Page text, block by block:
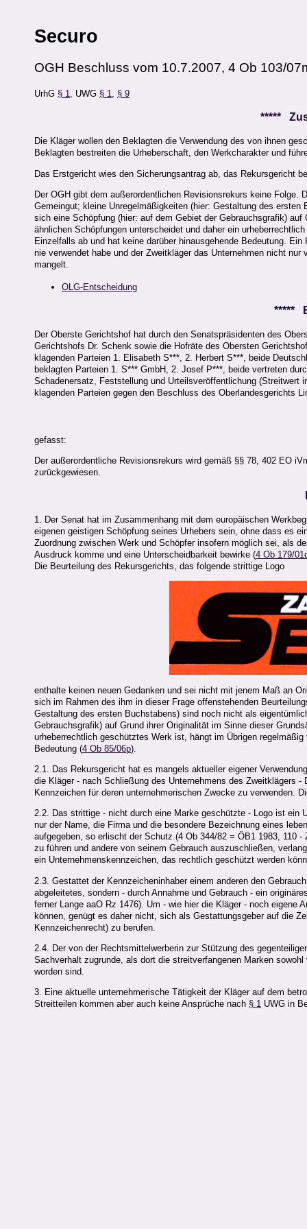
Securo
OGH Beschluss vom 10.7.2007, 4 Ob 103/
UrhG § 1, UWG § 1, § 9
*****
Die Kläger wollen den Beklagten die Verwendung des von ihnen
Beklagten bestreiten die Urheberschaft, den Werkcharakter und
Das Erstgericht wies den Sicherungsantrag ab, das Rekursgericht
Der OGH gibt dem außerordentlichen Revisionsrekurs keine
Gemeingut; kleine Unregelmäßigkeiten (hier: Gestaltung des
sich eine Schöpfung (hier: auf dem Gebiet der Gebrauchsgrafik)
ähnlichen Schöpfungen unterscheidet und daher ein
Einzelfalls ab und hat keine darüber hinausgehende Bedeutung.
nie verwendet habe und der Zweitkläger das Unternehmen nicht
mangelt.
OLG-Entscheidung
*****
Der Oberste Gerichtshof hat durch den Senatspräsidenten des
Gerichtshofs Dr. Schenk sowie die Hofräte des Obersten
klagenden Parteien 1. Elisabeth S***, 2. Herbert S***, beide
beklagten Parteien 1. S*** GmbH, 2. Josef P***, beide vertreten
Schadenersatz, Feststellung und Urteilsveröffentlichung (Streitwert
klagenden Parteien gegen den Beschluss des Oberlandesgerichts
gefasst:
Der außerordentliche Revisionsrekurs wird gemäß §§ 78, 402 EO
zurückgewiesen.
1. Der Senat hat im Zusammenhang mit dem europäischen
eigenen geistigen Schöpfung seines Urhebers sein, ohne dass es
Zuordnung zwischen Werk und Schöpfer insofern möglich sei, als
Ausdruck komme und eine Unterscheidbarkeit bewirke (4 Ob 179/
Die Beurteilung des Rekursgerichts, das folgende strittige Logo
enthalte keinen neuen Gedanken und sei nicht mit jenem Maß an
sich im Rahmen des ihm in dieser Frage offenstehenden
Gestaltung des ersten Buchstabens) sind noch nicht als
Gebrauchsgrafik) auf Grund ihrer Originalität im Sinne dieser
urheberrechtlich geschütztes Werk ist, hängt im Übrigen
Bedeutung (4 Ob 85/06p).
2.1. Das Rekursgericht hat es mangels aktueller eigener
die Kläger - nach Schließung des Unternehmens des Zweitklägers
Kennzeichen für deren unternehmerischen Zwecke zu verwenden.
2.2. Das strittige - nicht durch eine Marke geschützte - Logo ist ein
nur der Name, die Firma und die besondere Bezeichnung eines
aufgegeben, so erlischt der Schutz (4 Ob 344/82 = ÖB1 1983, 110
zu führen und andere von seinem Gebrauch auszuschließen,
ein Unternehmenskennzeichen, das rechtlich geschützt werden
2.3. Gestattet der Kennzeicheninhaber einem anderen den
abgeleitetes, sondern - durch Annahme und Gebrauch - ein
ferner Lange aaO Rz 1476). Um - wie hier die Kläger - noch eigene
können, genügt es daher nicht, sich als Gestattungsgeber auf die
Kennzeichenrecht) zu berufen.
2.4. Der von der Rechtsmittelwerberin zur Stützung des
Sachverhalt zugrunde, als dort die streitverfangenen Marken
worden sind.
3. Eine aktuelle unternehmerische Tätigkeit der Kläger auf dem
Streitteilen kommen aber auch keine Ansprüche nach § 1 UWG in